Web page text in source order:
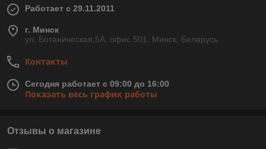
Работает с 29.11.2011
г. Минск
ул. Ботаническая,5А, офис 501, Минск, Беларусь
Контакты
Сегодня работает с 09:00 до 16:00
Показать весь график работы
Отзывы о магазине